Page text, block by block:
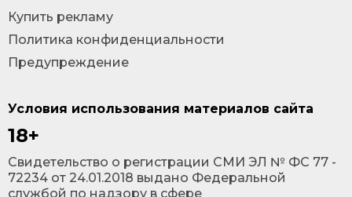
Условия использования материалов сайта
18+
Cвидетельство о регистрации СМИ ЭЛ № ФС 77 -
72234 от 24.01.2018 выдано Федеральной
службой по надзору в сфере
Купить рекламу
Политика конфиденциальности
Предупреждение